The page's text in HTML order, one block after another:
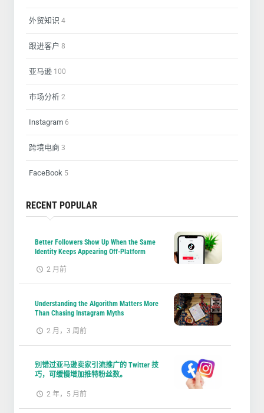
外贸知识 4
跟进客户 8
亚马逊 100
市场分析 2
Instagram 6
跨境电商 3
FaceBook 5
RECENT POPULAR
Better Followers Show Up When the Same
Identity Keeps Appearing Off-Platform
2 月前
Understanding the Algorithm Matters More
Than Chasing Instagram Myths
2 月，3 周前
别错过亚马逊卖家引流推广的 Twitter 技
巧，可缓慢增加推特粉丝数。
2 年，5 月前